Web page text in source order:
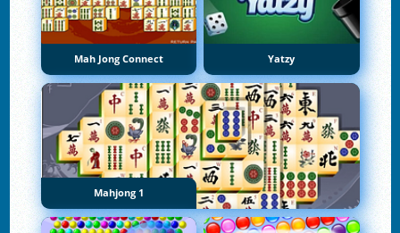
Mah Jong Connect Yatzy
Mahjong 1